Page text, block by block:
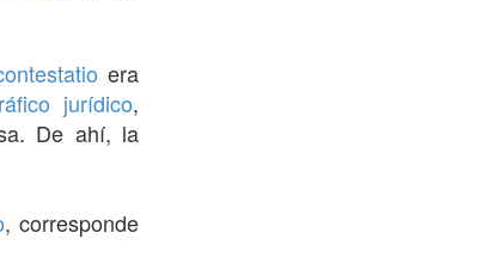
era
jurídico,
De ahí, la
, corresponde